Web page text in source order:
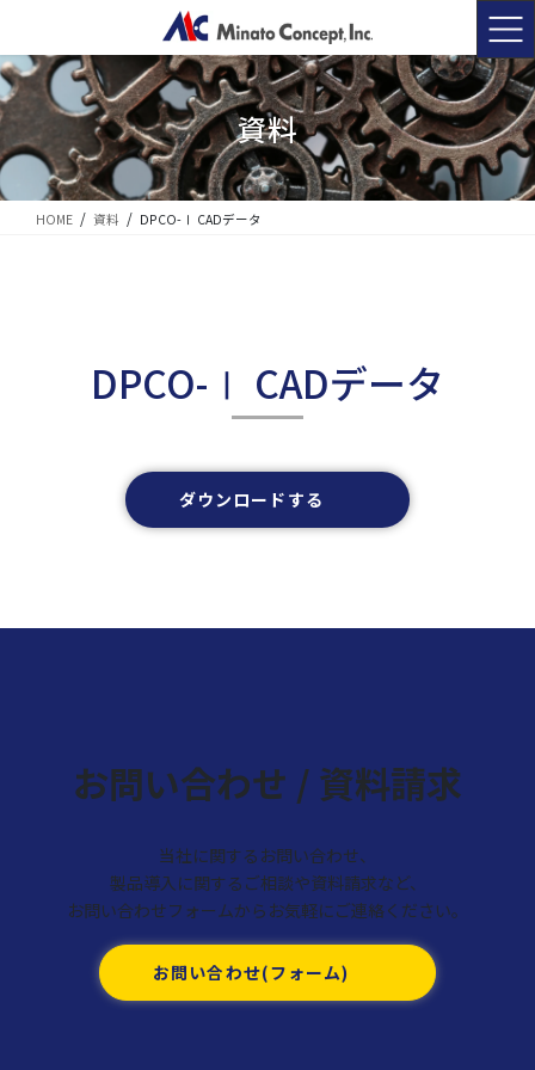
テ
ン
ツ
移
動
ゲ
ー
シ
ン
に
資料
HOME 資料 DPCO-Ⅰ CADデータ
DPCO-Ⅰ CADデータ
ダウンロードする
お問い合わせ / 資料請求
当社に関するお問い合わせ、
製品導入に関するご相談や資料請求など、
お問い合わせフォームからお気軽にご連絡ください。
お問い合わせ(フォーム)